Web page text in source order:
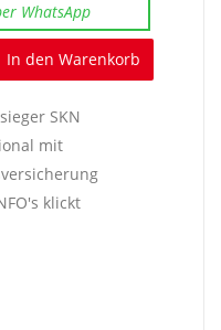
WhatsApp
In den Warenkorb
SKN
mit
klickt